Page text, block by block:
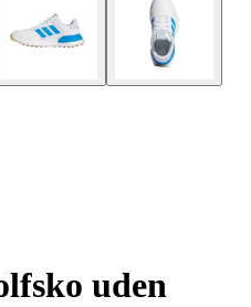
uden